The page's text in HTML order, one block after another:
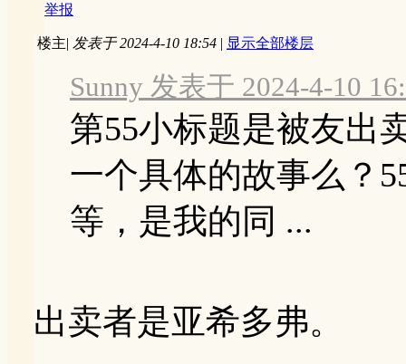
举报
楼主| 发表于 2024-4-10 18:54 | 显示全部楼层
Sunny 发表于 2024-4-10
第55小标题是被友出
一个具体的故事么？
等，是我的同 ...
出卖者是亚希多弗。